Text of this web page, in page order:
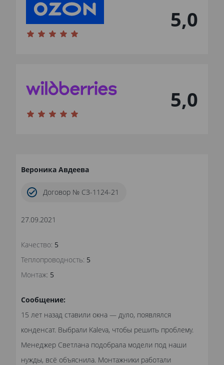
5,0
5,0
Вероника Авдеева
Договор № СЗ-1124-21
27.09.2021
Качество: 5
Теплопроводность: 5
Монтаж: 5
Сообщение:
15 лет назад ставили окна — дуло, появлялся
конденсат. Выбрали Kaleva, чтобы решить проблему.
Менеджер Светлана подобрала модели под наши
нужды, всё объяснила. Монтажники работали